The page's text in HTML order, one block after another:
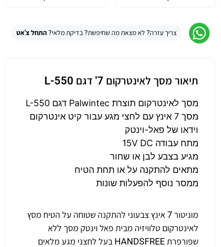
צריך עזרה? לא מצאת מה שחיפשת? בדיקת מלאי?התחל צ'אט
תיאור מסך לאינטרקום 7' דגם L-550
מסך לאינטרקום תוצרת Palwintec דגם L-550
מסך 7 אינץ עם לחצי מגע עבור קיט אינטרקום
וידאו של פאל-וינטק
מתח עבודה 15V DC
מגיע בצבע לבן או שחור
מתאים להתקנה על או תחת הטיח
ממסר נוסף להפעלות שונות
מוניטור 7 אינץ צבעוני להתקנה שטוחה על הטיח מסץ
לאינטרקום טלוויזיה מבית פאל וינטק מסך ללא
שפורפרת HANDSFREE בעל לחצני מגע מלאים